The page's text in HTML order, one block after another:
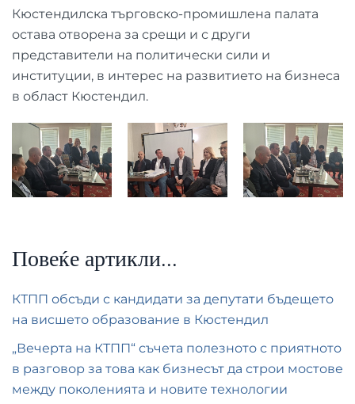
Кюстендилска търговско-промишлена палата
остава отворена за срещи и с други
представители на политически сили и
институции, в интерес на развитието на бизнеса
в област Кюстендил.
Повеќе артикли...
КТПП обсъди с кандидати за депутати бъдещето
на висшето образование в Кюстендил
„Вечерта на КТПП“ съчета полезното с приятното
в разговор за това как бизнесът да строи мостове
между поколенията и новите технологии